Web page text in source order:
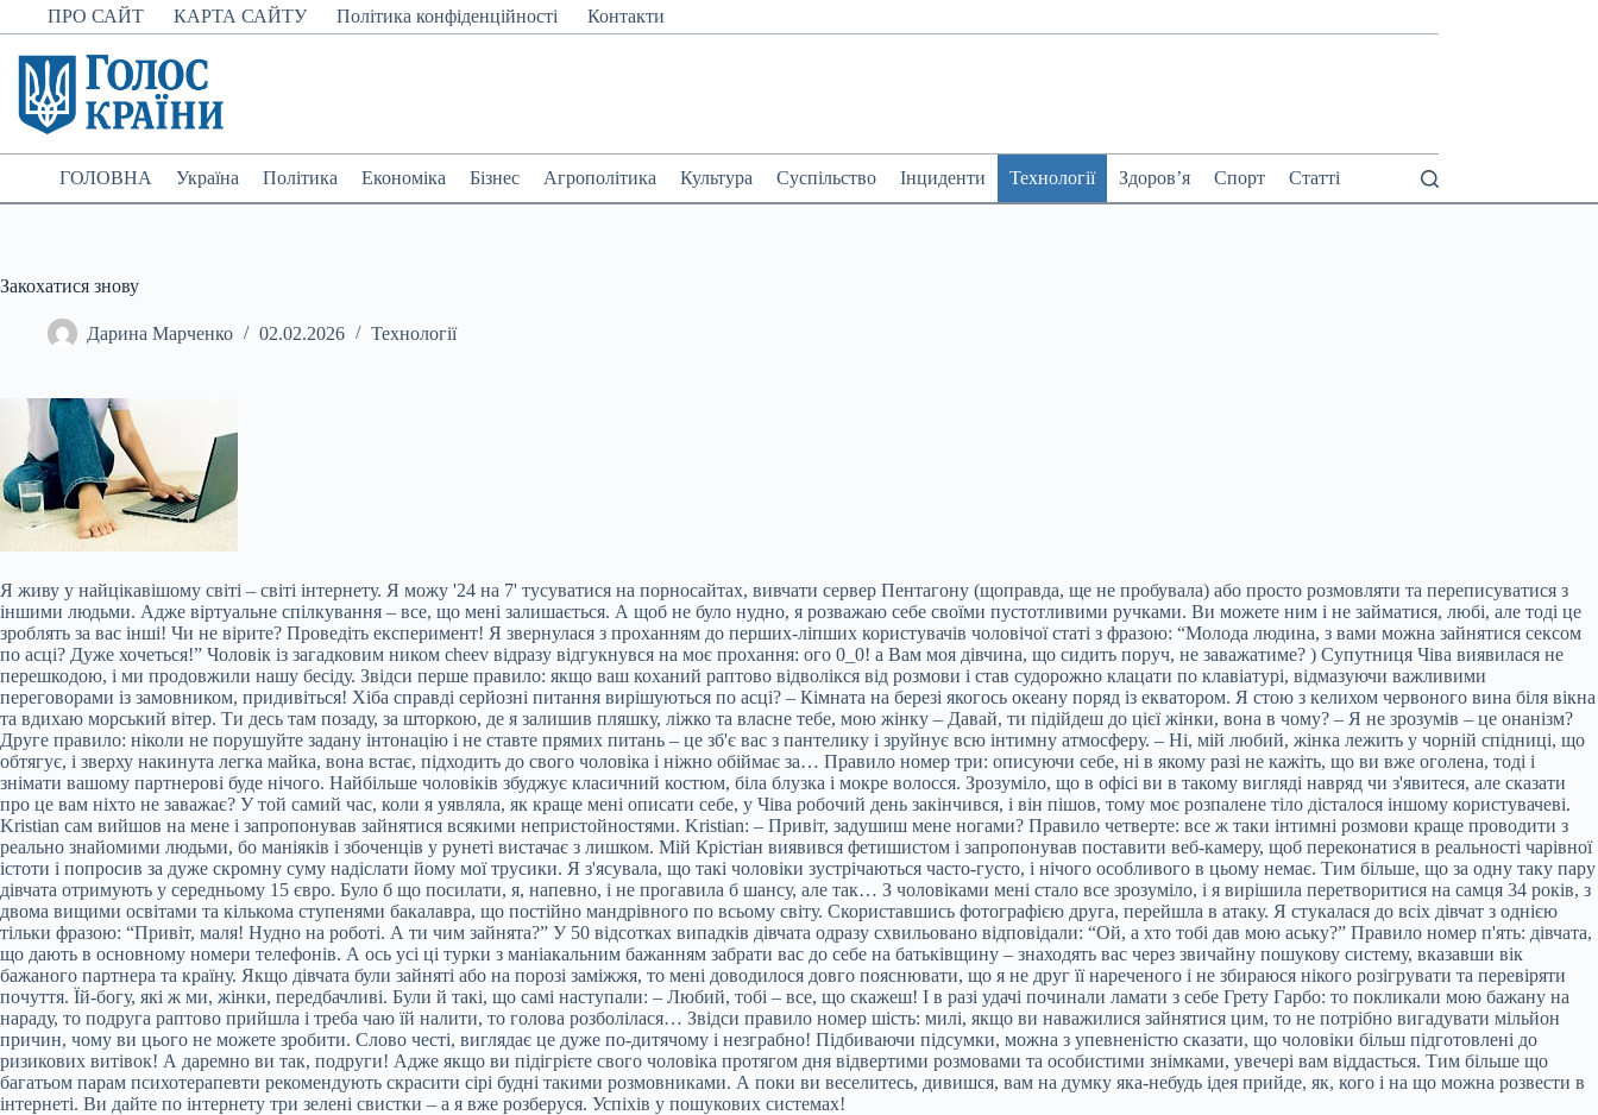
Перейти
до
вмісту
ПРО САЙТ КАРТА САЙТУ Політика конфіденційності Контакти
ГОЛОВНА Україна Політика Економіка Бізнес Агрополітика Культура Суспільство Інциденти Технології Здоров’я Спорт Статті
Закохатися знову
Дарина Марченко 02.02.2026 Технології
Я живу у найцікавішому світі – світі інтернету. Я можу '24 на 7' тусуватися на порносайтах, вивчати сервер Пентагону (щоправда, ще не пробувала) або просто розмовляти та переписуватися з
іншими людьми. Адже віртуальне спілкування – все, що мені залишається. А щоб не було нудно, я розважаю себе своїми пустотливими ручками. Ви можете ним і не займатися, любі, але тоді це
зроблять за вас інші! Чи не вірите? Проведіть експеримент! Я звернулася з проханням до перших-ліпших користувачів чоловічої статі з фразою: “Молода людина, з вами можна зайнятися сексом
по асці? Дуже хочеться!” Чоловік із загадковим ником cheev відразу відгукнувся на моє прохання: ого 0_0! а Вам моя дівчина, що сидить поруч, не заважатиме? ) Супутниця Чіва виявилася не
перешкодою, і ми продовжили нашу бесіду. Звідси перше правило: якщо ваш коханий раптово відволікся від розмови і став судорожно клацати по клавіатурі, відмазуючи важливими
переговорами із замовником, придивіться! Хіба справді серйозні питання вирішуються по асці? – Кімната на березі якогось океану поряд із екватором. Я стою з келихом червоного вина біля вікна
та вдихаю морський вітер. Ти десь там позаду, за шторкою, де я залишив пляшку, ліжко та власне тебе, мою жінку – Давай, ти підійдеш до цієї жінки, вона в чому? – Я не зрозумів – це онанізм?
Друге правило: ніколи не порушуйте задану інтонацію і не ставте прямих питань – це зб'є вас з пантелику і зруйнує всю інтимну атмосферу. – Ні, мій любий, жінка лежить у чорній спідниці, що
обтягує, і зверху накинута легка майка, вона встає, підходить до свого чоловіка і ніжно обіймає за… Правило номер три: описуючи себе, ні в якому разі не кажіть, що ви вже оголена, тоді і
знімати вашому партнерові буде нічого. Найбільше чоловіків збуджує класичний костюм, біла блузка і мокре волосся. Зрозуміло, що в офісі ви в такому вигляді навряд чи з'явитеся, але сказати
про це вам ніхто не заважає? У той самий час, коли я уявляла, як краще мені описати себе, у Чіва робочий день закінчився, і він пішов, тому моє розпалене тіло дісталося іншому користувачеві.
Kristian сам вийшов на мене і запропонував зайнятися всякими непристойностями. Kristian: – Привіт, задушиш мене ногами? Правило четверте: все ж таки інтимні розмови краще проводити з
реально знайомими людьми, бо маніяків і збоченців у рунеті вистачає з лишком. Мій Крістіан виявився фетишистом і запропонував поставити веб-камеру, щоб переконатися в реальності чарівної
істоти і попросив за дуже скромну суму надіслати йому мої трусики. Я з'ясувала, що такі чоловіки зустрічаються часто-густо, і нічого особливого в цьому немає. Тим більше, що за одну таку пару
дівчата отримують у середньому 15 євро. Було б що посилати, я, напевно, і не прогавила б шансу, але так… З чоловіками мені стало все зрозуміло, і я вирішила перетворитися на самця 34 років, з
двома вищими освітами та кількома ступенями бакалавра, що постійно мандрівного по всьому світу. Скориставшись фотографією друга, перейшла в атаку. Я стукалася до всіх дівчат з однією
тільки фразою: “Привіт, маля! Нудно на роботі. А ти чим зайнята?” У 50 відсотках випадків дівчата одразу схвильовано відповідали: “Ой, а хто тобі дав мою аську?” Правило номер п'ять: дівчата,
що дають в основному номери телефонів. А ось усі ці турки з маніакальним бажанням забрати вас до себе на батьківщину – знаходять вас через звичайну пошукову систему, вказавши вік
бажаного партнера та країну. Якщо дівчата були зайняті або на порозі заміжжя, то мені доводилося довго пояснювати, що я не друг її нареченого і не збираюся нікого розігрувати та перевіряти
почуття. Їй-богу, які ж ми, жінки, передбачливі. Були й такі, що самі наступали: – Любий, тобі – все, що скажеш! І в разі удачі починали ламати з себе Грету Гарбо: то покликали мою бажану на
нараду, то подруга раптово прийшла і треба чаю їй налити, то голова розболілася… Звідси правило номер шість: милі, якщо ви наважилися зайнятися цим, то не потрібно вигадувати мільйон
причин, чому ви цього не можете зробити. Слово честі, виглядає це дуже по-дитячому і незграбно! Підбиваючи підсумки, можна з упевненістю сказати, що чоловіки більш підготовлені до
ризикових витівок! А даремно ви так, подруги! Адже якщо ви підігрієте свого чоловіка протягом дня відвертими розмовами та особистими знімками, увечері вам віддасться. Тим більше що
багатьом парам психотерапевти рекомендують скрасити сірі будні такими розмовниками. А поки ви веселитесь, дивишся, вам на думку яка-небудь ідея прийде, як, кого і на що можна розвести в
інтернеті. Ви дайте по інтернету три зелені свистки – а я вже розберуся. Успіхів у пошукових системах!